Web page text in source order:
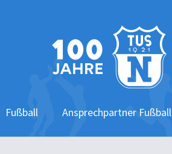
Fußball Ansprechpartner Fußball